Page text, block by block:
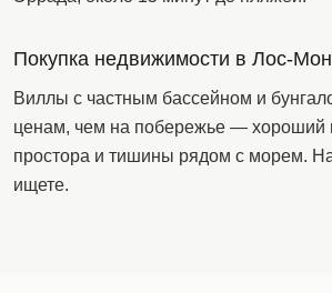
Покупка недвижимости в Лос-
Виллы с частным бассейном и
ценам, чем на побережье — хороший
простора и тишины рядом с морем.
ищете.